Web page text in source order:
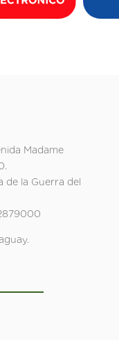
Madame
de la Guerra del